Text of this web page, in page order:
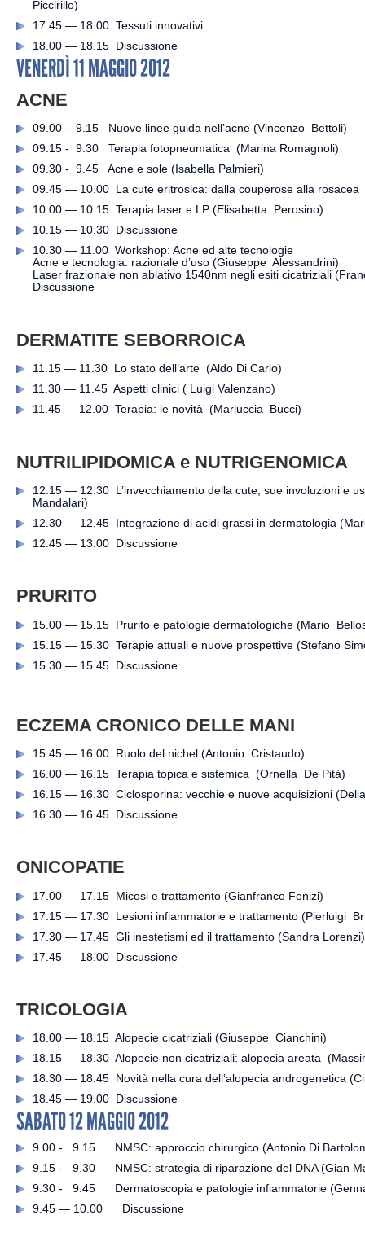
Piccirillo)
17.45 — 18.00 Tessuti innovativi
18.00 — 18.15 Discussione
VENERDÌ 11 MAGGIO 2012
ACNE
09.00 - 9.15 Nuove linee guida nell’acne (Vincenzo Bettoli)
09.15 - 9.30 Terapia fotopneumatica (Marina Romagnoli)
09.30 - 9.45 Acne e sole (Isabella Palmieri)
09.45 — 10.00 La cute eritrosica: dalla couperose alla rosacea
10.00 — 10.15 Terapia laser e LP (Elisabetta Perosino)
10.15 — 10.30 Discussione
10.30 — 11.00 Workshop: Acne ed alte tecnologie
Acne e tecnologia: razionale d’uso (Giuseppe Alessandrini)
Laser frazionale non ablativo 1540nm negli esiti cicatriziali
Discussione
DERMATITE SEBORROICA
11.15 — 11.30 Lo stato dell’arte (Aldo Di Carlo)
11.30 — 11.45 Aspetti clinici ( Luigi Valenzano)
11.45 — 12.00 Terapia: le novità (Mariuccia Bucci)
NUTRILIPIDOMICA e NUTRIGENOMICA
12.15 — 12.30 L’invecchiamento della cute, sue involuzioni e
Mandalari)
12.30 — 12.45 Integrazione di acidi grassi in dermatologia
12.45 — 13.00 Discussione
PRURITO
15.00 — 15.15 Prurito e patologie dermatologiche (Mario
15.15 — 15.30 Terapie attuali e nuove prospettive (Stefano
15.30 — 15.45 Discussione
ECZEMA CRONICO DELLE MANI
15.45 — 16.00 Ruolo del nichel (Antonio Cristaudo)
16.00 — 16.15 Terapia topica e sistemica (Ornella De Pità)
16.15 — 16.30 Ciclosporina: vecchie e nuove acquisizioni
16.30 — 16.45 Discussione
ONICOPATIE
17.00 — 17.15 Micosi e trattamento (Gianfranco Fenizi)
17.15 — 17.30 Lesioni infiammatorie e trattamento (Pierluigi
17.30 — 17.45 Gli inestetismi ed il trattamento (Sandra Lorenzi)
17.45 — 18.00 Discussione
TRICOLOGIA
18.00 — 18.15 Alopecie cicatriziali (Giuseppe Cianchini)
18.15 — 18.30 Alopecie non cicatriziali: alopecia areata
18.30 — 18.45 Novità nella cura dell’alopecia androgenetica
18.45 — 19.00 Discussione
SABATO 12 MAGGIO 2012
9.00 - 9.15 NMSC: approccio chirurgico (Antonio Di
9.15 - 9.30 NMSC: strategia di riparazione del DNA (Gian
9.30 - 9.45 Dermatoscopia e patologie infiammatorie
9.45 — 10.00 Discussione